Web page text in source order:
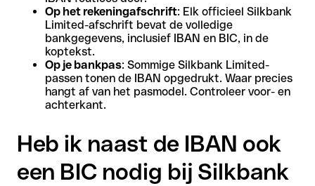
Op het rekeningafschrift: Elk officieel Silkbank
Limited-afschrift bevat de volledige
bankgegevens, inclusief IBAN en BIC, in de
koptekst.
Op je bankpas: Sommige Silkbank Limited-
passen tonen de IBAN opgedrukt. Waar precies
hangt af van het pasmodel. Controleer voor- en
achterkant.
Heb ik naast de IBAN ook
een BIC nodig bij Silkbank